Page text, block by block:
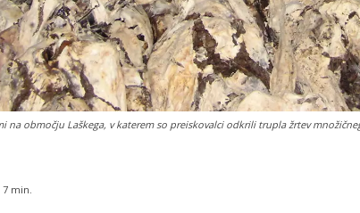
na območju Laškega, v katerem so preiskovalci odkrili trupla žrtev
7 min.